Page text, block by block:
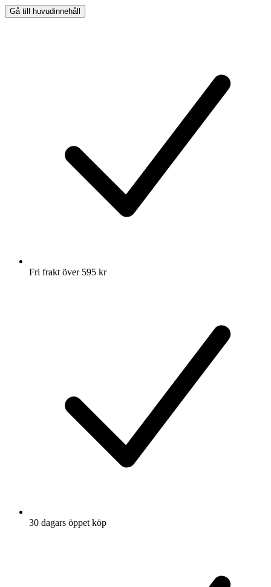
Gå till huvudinnehåll
Fri frakt över 595 kr
30 dagars öppet köp